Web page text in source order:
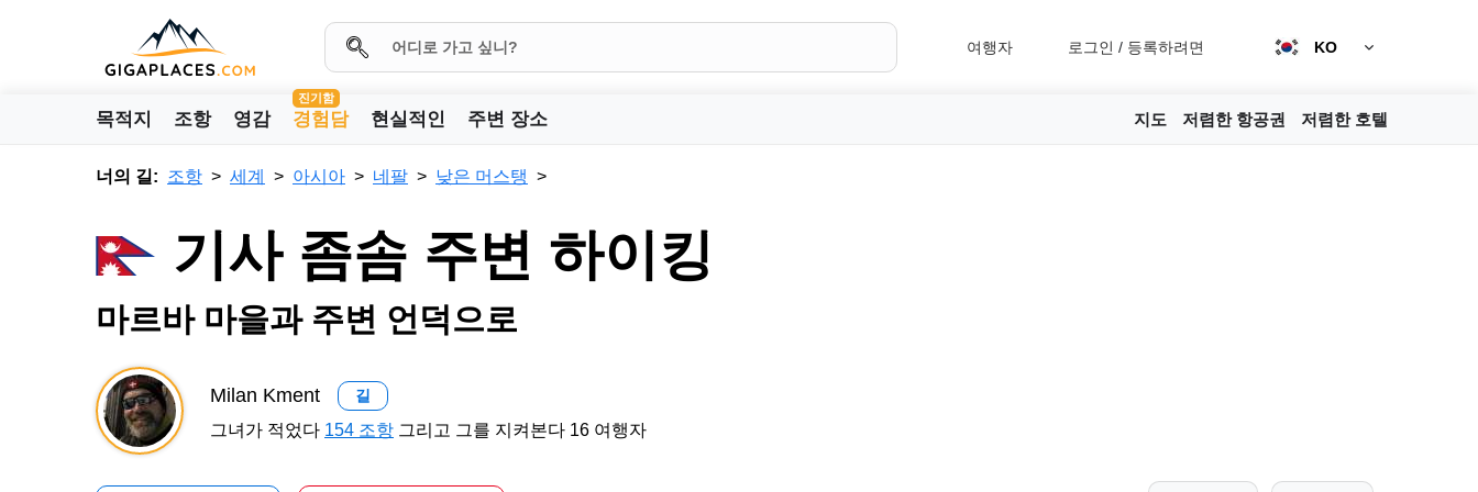
여행자 로그인 / 등록하려면 KO
목적지 조항 영감
진기함
경험담 현실적인 주변 장소 지도 저렴한 항공권 저렴한 호텔
너의 길: 조항 세계 아시아 네팔 낮은 머스탱
기사 좀솜 주변 하이킹
마르바 마을과 주변 언덕으로
Milan Kment 길
그녀가 적었다 154 조항 그리고 그를 지켜본다 16 여행자